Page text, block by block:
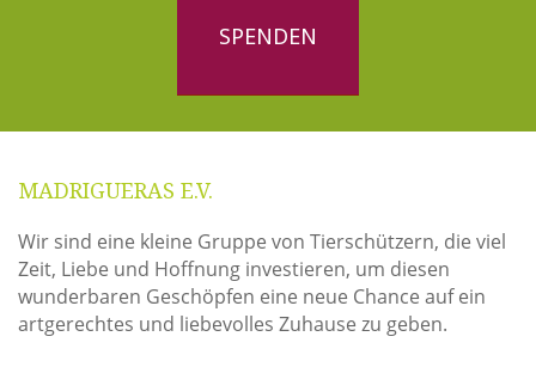
SPENDEN
MADRIGUERAS E.V.
Wir sind eine kleine Gruppe von Tierschützern, die viel
Zeit, Liebe und Hoffnung investieren, um diesen
wunderbaren Geschöpfen eine neue Chance auf ein
artgerechtes und liebevolles Zuhause zu geben.